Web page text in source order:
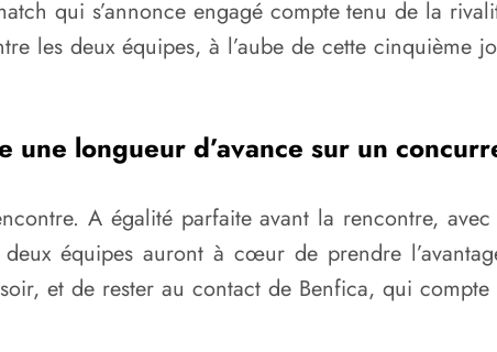
qui s’annonce engagé compte tenu de la
les deux équipes, à l’aube de cette cinquième
une longueur d’avance sur un
A égalité parfaite avant la rencontre,
équipes auront à cœur de prendre
et de rester au contact de Benfica, qui